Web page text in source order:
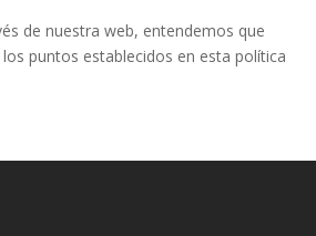
de nuestra web, entendemos que
puntos establecidos en esta política